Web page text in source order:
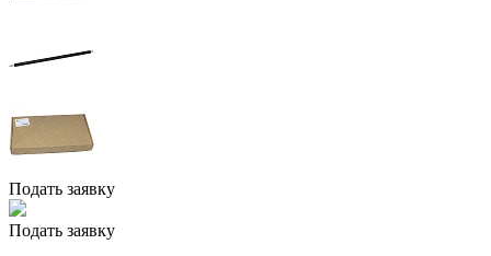
Подать заявку
Подать заявку